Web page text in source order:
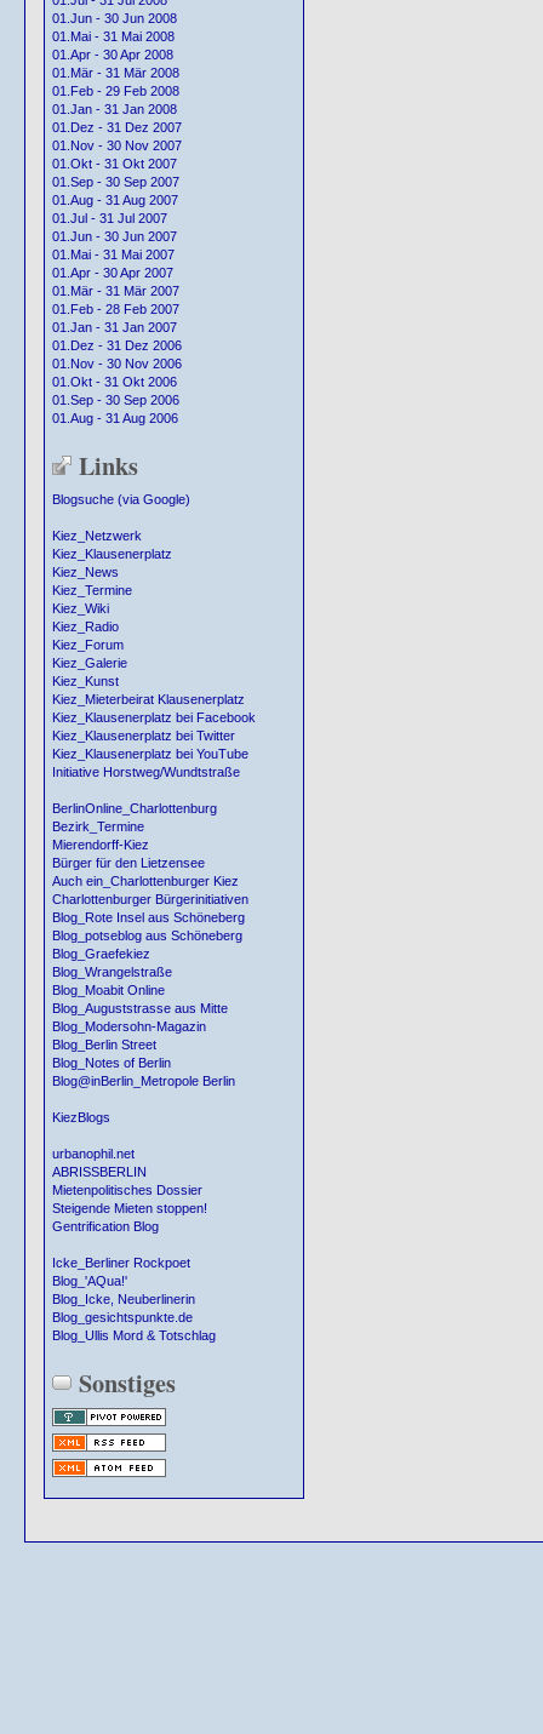
01.Jun - 30 Jun 2008
01.Mai - 31 Mai 2008
01.Apr - 30 Apr 2008
01.Mär - 31 Mär 2008
01.Feb - 29 Feb 2008
01.Jan - 31 Jan 2008
01.Dez - 31 Dez 2007
01.Nov - 30 Nov 2007
01.Okt - 31 Okt 2007
01.Sep - 30 Sep 2007
01.Aug - 31 Aug 2007
01.Jul - 31 Jul 2007
01.Jun - 30 Jun 2007
01.Mai - 31 Mai 2007
01.Apr - 30 Apr 2007
01.Mär - 31 Mär 2007
01.Feb - 28 Feb 2007
01.Jan - 31 Jan 2007
01.Dez - 31 Dez 2006
01.Nov - 30 Nov 2006
01.Okt - 31 Okt 2006
01.Sep - 30 Sep 2006
01.Aug - 31 Aug 2006
Links
Blogsuche (via Google)
Kiez_Netzwerk
Kiez_Klausenerplatz
Kiez_News
Kiez_Termine
Kiez_Wiki
Kiez_Radio
Kiez_Forum
Kiez_Galerie
Kiez_Kunst
Kiez_Mieterbeirat Klausenerplatz
Kiez_Klausenerplatz bei Facebook
Kiez_Klausenerplatz bei Twitter
Kiez_Klausenerplatz bei YouTube
Initiative Horstweg/Wundtstraße
BerlinOnline_Charlottenburg
Bezirk_Termine
Mierendorff-Kiez
Bürger für den Lietzensee
Auch ein_Charlottenburger Kiez
Charlottenburger Bürgerinitiativen
Blog_Rote Insel aus Schöneberg
Blog_potseblog aus Schöneberg
Blog_Graefekiez
Blog_Wrangelstraße
Blog_Moabit Online
Blog_Auguststrasse aus Mitte
Blog_Modersohn-Magazin
Blog_Berlin Street
Blog_Notes of Berlin
Blog@inBerlin_Metropole Berlin
KiezBlogs
urbanophil.net
ABRISSBERLIN
Mietenpolitisches Dossier
Steigende Mieten stoppen!
Gentrification Blog
Icke_Berliner Rockpoet
Blog_'AQua!'
Blog_Icke, Neuberlinerin
Blog_gesichtspunkte.de
Blog_Ullis Mord & Totschlag
Sonstiges